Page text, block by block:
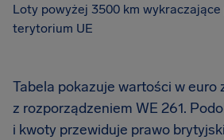
Loty powyżej 3500 km wykraczające
terytorium UE
Tabela pokazuje wartości w euro
z rozporządzeniem WE 261.
i kwoty przewiduje prawo